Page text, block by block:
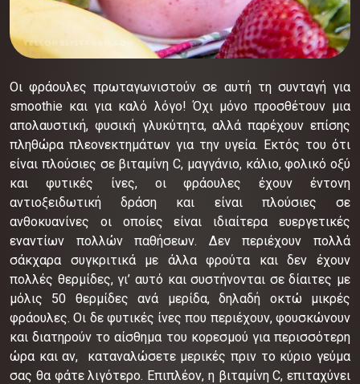
Οι φράουλες πρωταγωνιστούν σε αυτή τη συνταγή για
smoothie και για καλό λόγο! Όχι μόνο προσθέτουν μια
απολαυστική, φυσική γλυκύτητα, αλλά παρέχουν επίσης
πληθώρα πλεονεκτημάτων για την υγεία. Εκτός του ότι
είναι πλούσιες σε βιταμίνη C, μαγγάνιο, κάλιο, φολικό οξύ
και φυτικές ίνες, οι φράουλες έχουν έντονη
αντιοξειδωτική δράση και είναι πλούσιες σε
ανθοκυανίνες οι οποίες είναι ιδιαίτερα ευεργετικές
εναντίων πολλών παθήσεων. Δεν περιέχουν πολλά
σάκχαρα συγκριτικά με άλλα φρούτα και δεν έχουν
πολλές θερμίδες, γι’ αυτό και συστήνονται σε δίαιτες με
μόλις 50 θερμίδες ανά μερίδα, δηλαδή οκτώ μικρές
φράουλες. Οι δε φυτικές ίνες που περιέχουν, φουσκώνουν
και διατηρούν το αίσθημα του κορεσμού για περισσότερη
ώρα και αν, καταναλώσετε μερικές πριν το κύριο γεύμα
σας θα φάτε λιγότερο. Επιπλέον, η βιταμίνη C, επιταχύνει